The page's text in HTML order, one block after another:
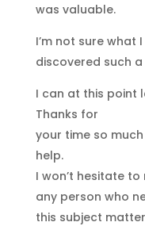
was valuable.
I’m not sure what
discovered such
I can at this point
Thanks for
your time so
help.
I won’t hesitate
any person who
this subject